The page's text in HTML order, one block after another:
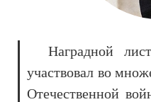
Наградной
участвовал во
Отечественной